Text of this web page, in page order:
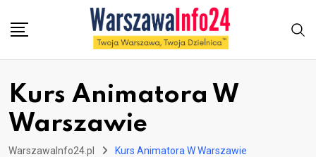
Kurs Animatora W
Warszawie
WarszawaInfo24.pl Kurs Animatora W Warszawie